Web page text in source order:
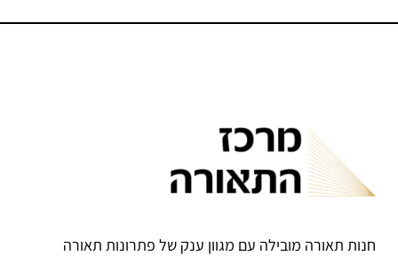
חנות תאורה מובילה עם מגוון ענק של פתרונות תאורה